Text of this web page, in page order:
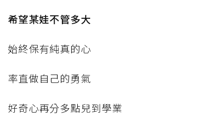
希望某娃不管多大
始終保有純真的心
率直做自己的勇氣
好奇心再分多點兒到學業